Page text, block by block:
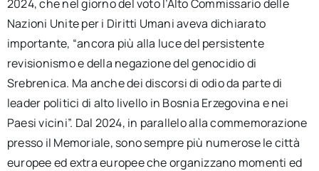
2024, che nel giorno del voto l’Alto Commissario delle
Nazioni Unite per i Diritti Umani aveva dichiarato
importante, “ancora più alla luce del persistente
revisionismo e della negazione del genocidio di
Srebrenica. Ma anche dei discorsi di odio da parte di
leader politici di alto livello in Bosnia Erzegovina e nei
Paesi vicini”. Dal 2024, in parallelo alla commemorazione
presso il Memoriale, sono sempre più numerose le città
europee ed extra europee che organizzano momenti ed